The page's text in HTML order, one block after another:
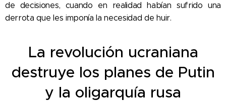
de decisiones, cuando en realidad habían sufrido una
derrota que les imponía la necesidad de huir.
La revolución ucraniana
destruye los planes de Putin
y la oligarquía rusa